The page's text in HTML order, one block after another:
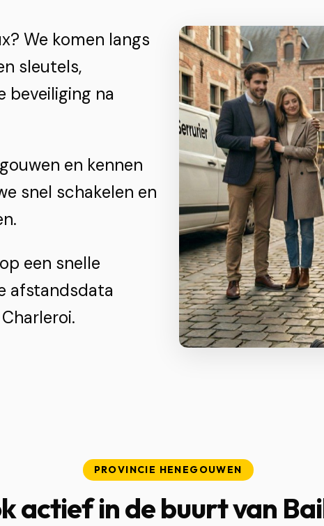
We komen langs
sleutels,
beveiliging na
en kennen
snel schakelen en
een snelle
afstandsdata
PROVINCIE HENEGOUWEN
actief in de buurt van